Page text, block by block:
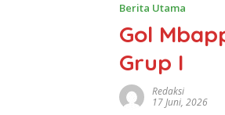
Berita Utama
Gol
Grup I
Redaksi
17 Juni, 2026